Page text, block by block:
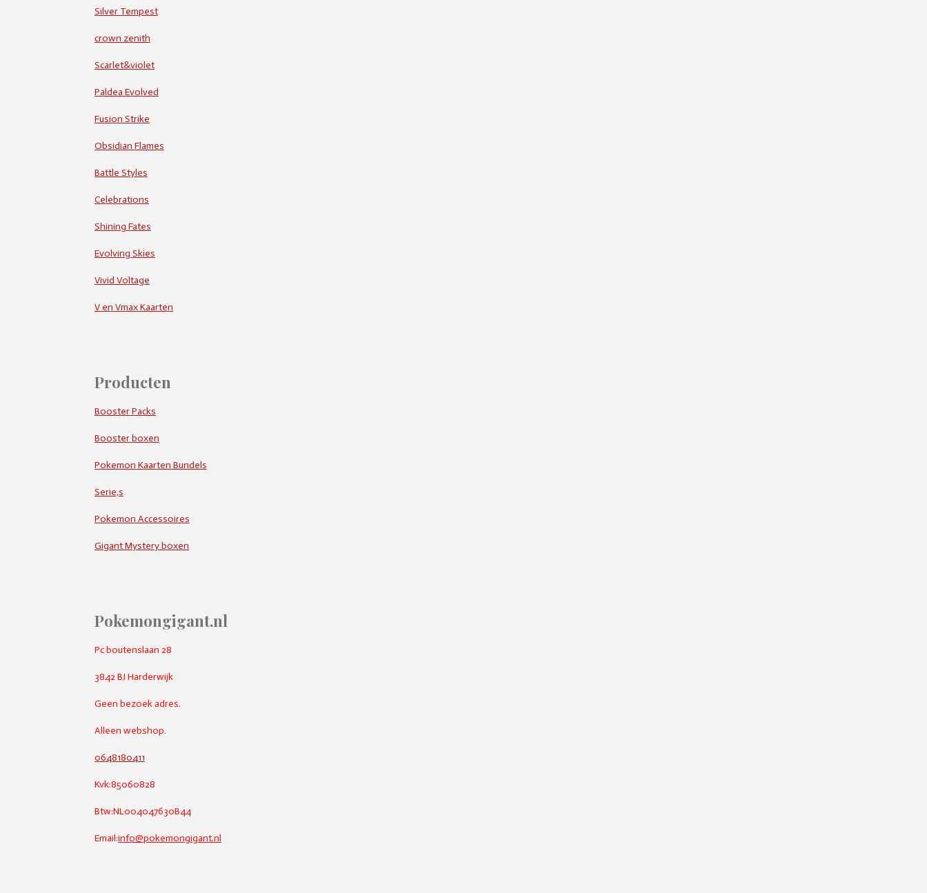
Silver Tempest
crown zenith
Scarlet&violet
Paldea Evolved
Fusion Strike
Obsidian Flames
Battle Styles
Celebrations
Shining Fates
Evolving Skies
Vivid Voltage
V en Vmax Kaarten
Producten
Booster Packs
Booster boxen
Pokemon Kaarten Bundels
Serie,s
Pokemon Accessoires
Gigant Mystery boxen
Pokemongigant.nl
Pc boutenslaan 28
3842 BJ Harderwijk
Geen bezoek adres.
Alleen webshop.
0648180411
Kvk:85060828
Btw:NL004047630B44
Email:info@pokemongigant.nl